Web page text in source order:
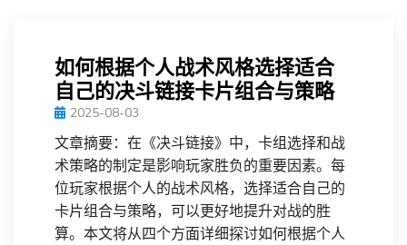
如何根据个人战术风格选择适合
自己的决斗链接卡片组合与策略
2025-08-03
文章摘要：在《决斗链接》中，卡组选择和战
术策略的制定是影响玩家胜负的重要因素。每
位玩家根据个人的战术风格，选择适合自己的
卡片组合与策略，可以更好地提升对战的胜
算。本文将从四个方面详细探讨如何根据个人